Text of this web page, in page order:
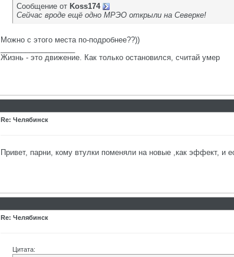
Сообщение от Koss174
Сейчас вроде ещё одно МРЭО открыли на Северке!
Можно с этого места по-подробнее??))
Жизнь - это движение. Как только остановился, считай умер
Re: Челябинск
Привет, парни, кому втулки поменяли на новые ,как эффект, и
Re: Челябинск
Цитата: